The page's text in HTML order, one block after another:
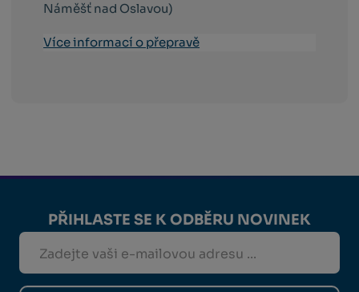
Náměšť nad Oslavou)
Více informací o přepravě
PŘIHLASTE SE K ODBĚRU NOVINEK